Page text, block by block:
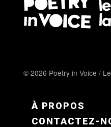
© 2026 Poetry in Voice /
FOOTER MENU FR
À PROPOS
CONTACTEZ-